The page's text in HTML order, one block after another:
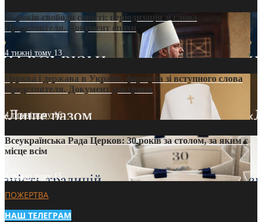
35 років свободи совісті: періодизація зі слова
Предстоятеля. Документ епохи
4 тижні тому 13
Церква і держава в Україні: формула зі вступного слова
Предстоятеля. Документ доктрини
4 тижні тому16
Всеукраїнська Рада Церков: 30 років за столом, за яким є
місце всім
4 тижні тому15
ПОЖЕРТВА
НАШ ТЕЛЕГРАМ